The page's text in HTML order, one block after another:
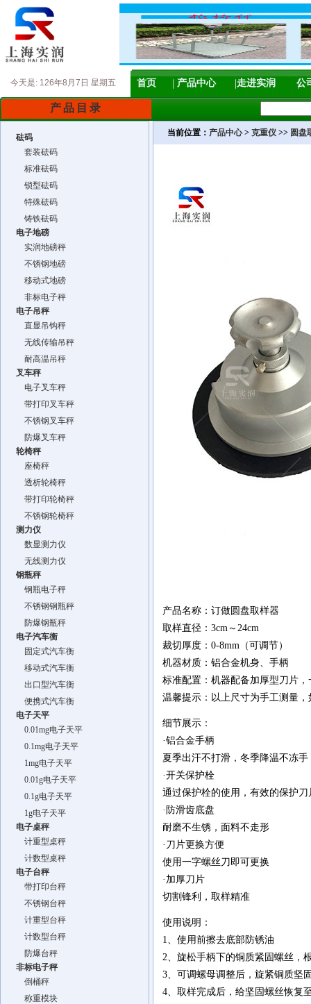
今天是: 126年8月7日 星期五 首页 产品中心 走进实润 公
产品目录
砝码
套装砝码
标准砝码
锁型砝码
特殊砝码
铸铁砝码
电子地磅
实润地磅秤
不锈钢地磅
移动式地磅
非标电子秤
电子吊秤
直显吊钩秤
无线传输吊秤
耐高温吊秤
叉车秤
电子叉车秤
带打印叉车秤
不锈钢叉车秤
防爆叉车秤
轮椅秤
座椅秤
透析轮椅秤
带打印轮椅秤
不锈钢轮椅秤
测力仪
数显测力仪
无线测力仪
钢瓶秤
钢瓶电子秤
不锈钢钢瓶秤
防爆钢瓶秤
电子汽车衡
固定式汽车衡
移动式汽车衡
出口型汽车衡
便携式汽车衡
电子天平
0.01mg电子天平
0.1mg电子天平
1mg电子天平
0.01g电子天平
0.1g电子天平
1g电子天平
电子桌秤
计重型桌秤
计数型桌秤
电子台秤
带打印台秤
不锈钢台秤
计重型台秤
计数型台秤
防爆台秤
非标电子秤
倒桶秤
称重模块
当前位置： 产品中心> 克重仪 >> 圆盘
产品名称：订做圆盘取样器
取样直径：3cm～24cm
裁切厚度：0-8mm（可调节）
机器材质：铝合金机身、手柄
标准配置：机器配备加厚型刀片
温馨提示：以上尺寸为手工测量
细节展示：
·铝合金手柄
夏季出汗不打滑，冬季降温不冻手
·开关保护栓
通过保护栓的使用，有效的保护
·防滑齿底盘
耐磨不生锈，面料不走形
·刀片更换方便
使用一字螺丝刀即可更换
·加厚刀片
切割锋利，取样精准
使用说明：
1、使用前擦去底部防锈油
2、旋松手柄下的铜质紧固螺丝，
3、可调螺母调整后，旋紧铜质坚
4、取样完成后，给坚固螺丝恢复